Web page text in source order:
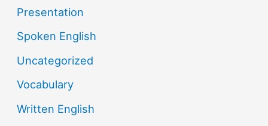
Presentation
Spoken English
Uncategorized
Vocabulary
Written English